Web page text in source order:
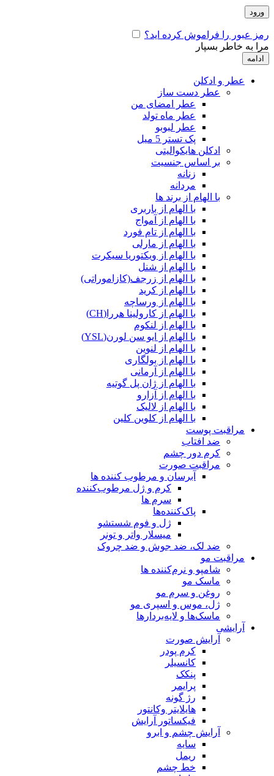
ورود
رمز عبور را فراموش کرده اید؟
مرا به خاطر بسپار
ادامه
عطر و ادکلن
عطر دست ساز
عطر امضای من
عطر ماه تولد
عطر لبوبو
پک تستر 5 میل
ادکلن هایکوالیتی
بر اساس جنسیت
زنانه
مردانه
با الهام از برند ها
با الهام از باربری
با الهام از آمواج
با الهام از تام فورد
با الهام از مارلی
با الهام از ویکتوریا سیکرت
با الهام از شنل
با الهام از زرجف(کازاموراتی)
با الهام از کرید
با الهام از ورساچه
با الهام از کارولینا هررا(CH)
با الهام از لنکوم
با الهام از ایو سن لورن(YSL)
با الهام از لنوین
با الهام از بولگاری
با الهام از آرمانی
با الهام از ژان پل گوتیه
با الهام از آزارو
با الهام از لالیک
با الهام از کلوین کلین
مراقبت پوست
ضد افتاب
کرم دور چشم
مراقبت صورت
آبرسان و مرطوب کننده ها
کرم و ژل مرطوب‌کننده
سرم ها
پاک‌کننده‌ها
ژل و فوم شستشو
میسلار واتر و تونر
ضد لک، ضد جوش و ضد چروک
مراقبت مو
شامپو و نرم‌کننده ها
ماسک مو
روغن و سرم مو
ژل، موس و اسپری مو
ماسک‌ها و لایه‌بردارها
آرایشی
آرایش صورت
کرم پودر
کانسیلر
پنکک
پرایمر
رژ گونه
هایلایتر وکانتور
فیکساتور آرایش
آرایش چشم و ابرو
سایه
ریمل
خط چشم